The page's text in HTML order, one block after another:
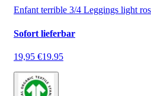
Enfant terrible 3/4 Leggings light
Sofort lieferbar
19,95 €19.95